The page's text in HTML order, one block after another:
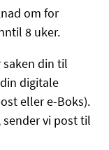
om for
8 uker.
saken din til
digitale
eller e-Boks).
vi post til